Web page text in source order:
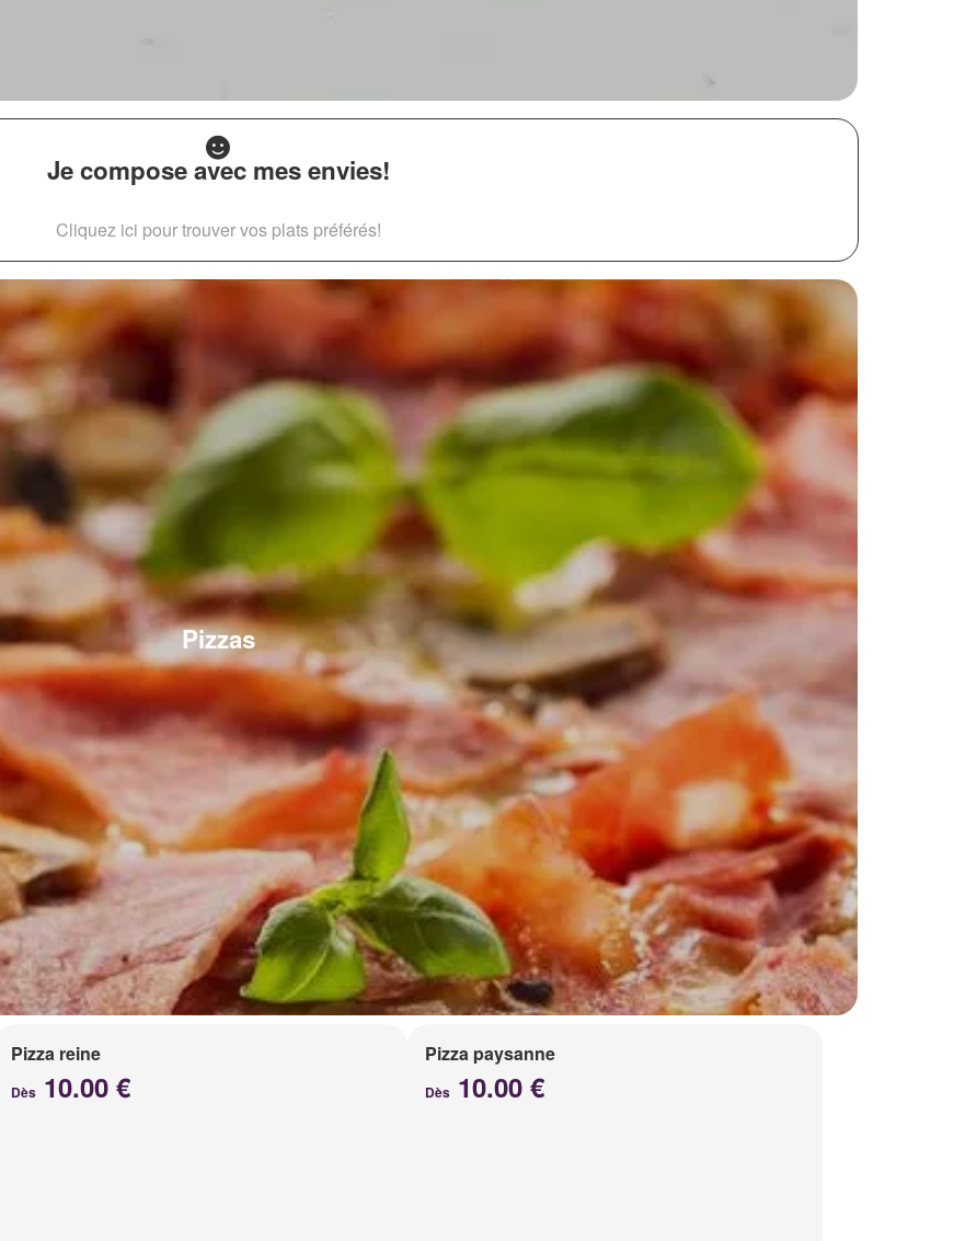
Je compose avec mes envies!
Cliquez ici pour trouver vos plats préférés!
Pizzas
Pizza reine
Dès10.00 €
Pizza paysanne
Dès 10.00 €